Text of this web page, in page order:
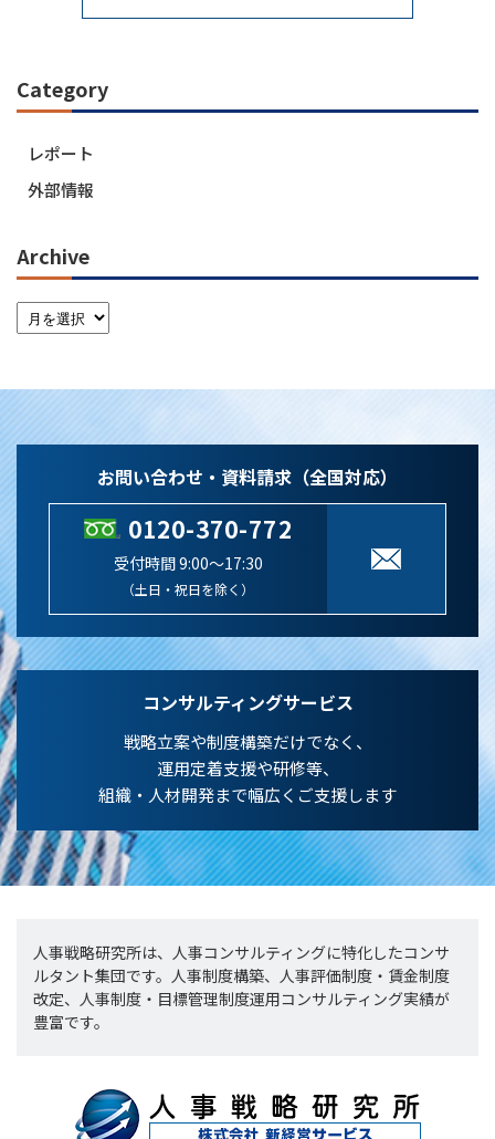
Category
レポート
外部情報
Archive
お問い合わせ・資料請求（全国対応）
0120-370-772
受付時間 9:00～17:30
（土日・祝日を除く）
コンサルティングサービス
戦略立案や制度構築だけでなく、
運用定着支援や研修等、
組織・人材開発まで幅広くご支援します
人事戦略研究所は、人事コンサルティングに特化したコンサ
ルタント集団です。人事制度構築、人事評価制度・賃金制度
改定、人事制度・目標管理制度運用コンサルティング実績が
豊富です。